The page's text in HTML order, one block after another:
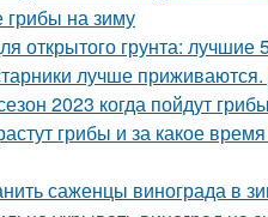
на зиму
открытого грунта: лучшие
лучше
2023 когда пойдут
грибы и за какое
саженцы винограда в